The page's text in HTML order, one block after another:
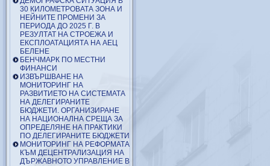
30 КИЛОМЕТРОВАТА ЗОНА И
НЕЙНИТЕ ПРОМЕНИ ЗА
ПЕРИОДА ДО 2025 Г. В
РЕЗУЛТАТ НА СТРОЕЖА И
ЕКСПЛОАТАЦИЯТА НА АЕЦ
БЕЛЕНЕ
БЕНЧМАРК ПО МЕСТНИ
ФИНАНСИ
ИЗВЪРШВАНЕ НА
МОНИТОРИНГ НА
РАЗВИТИЕТО НА СИСТЕМАТА
НА ДЕЛЕГИРАНИТЕ
БЮДЖЕТИ. ОРГАНИЗИРАНЕ
НА НАЦИОНАЛНА СРЕЩА ЗА
ОПРЕДЕЛЯНЕ НА ПРАКТИКИ
ПО ДЕЛЕГИРАНИТЕ БЮДЖЕТИ
МОНИТОРИНГ НА РЕФОРМАТА
КЪМ ДЕЦЕНТРАЛИЗАЦИЯ НА
ДЪРЖАВНОТО УПРАВЛЕНИЕ В